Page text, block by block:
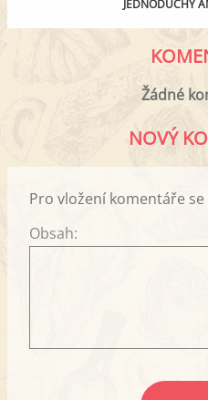
JEDNODUCHÝ
Žádné
NOVÝ
Pro vložení komentáře
Obsah: